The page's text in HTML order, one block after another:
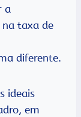
a
taxa de
diferente.
ideais
em